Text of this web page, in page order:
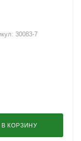
30083-7
В КОРЗИНУ